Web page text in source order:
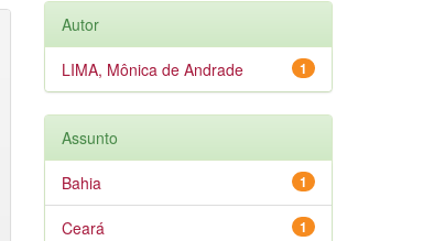
Autor
1
LIMA, Mônica de Andrade
Assunto
1
Bahia
1
Ceará